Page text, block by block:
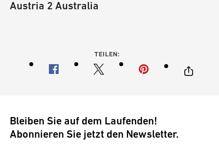
Austria 2 Australia
TEILEN:
Bleiben Sie auf dem Laufenden!
Abonnieren Sie jetzt den Newsletter.